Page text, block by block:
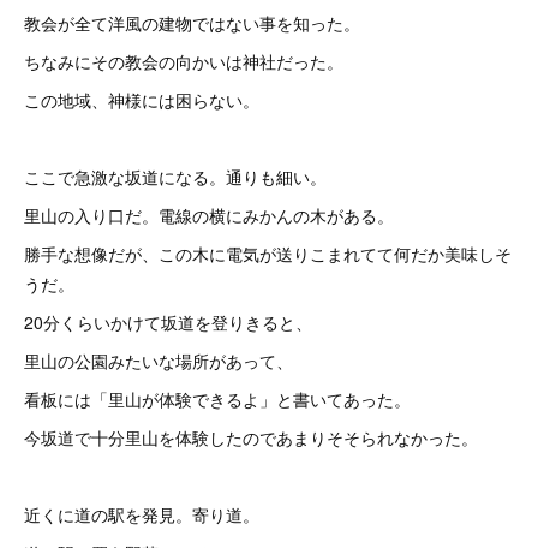
教会が全て洋風の建物ではない事を知った。
ちなみにその教会の向かいは神社だった。
この地域、神様には困らない。
ここで急激な坂道になる。通りも細い。
里山の入り口だ。電線の横にみかんの木がある。
勝手な想像だが、この木に電気が送りこまれてて何だか美味しそ
うだ。
20分くらいかけて坂道を登りきると、
里山の公園みたいな場所があって、
看板には「里山が体験できるよ」と書いてあった。
今坂道で十分里山を体験したのであまりそそられなかった。
近くに道の駅を発見。寄り道。